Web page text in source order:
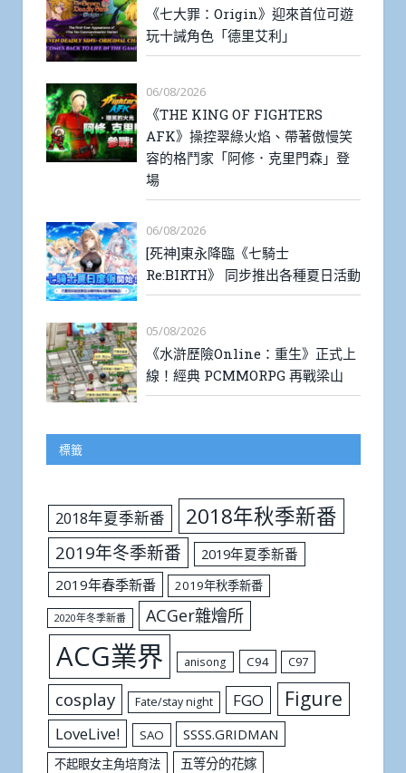
《七大罪：Origin》迎來首位可遊
玩十誡角色「德里艾利」
06/08/2026
《THE KING OF FIGHTERS
AFK》操控翠綠火焰、帶著傲慢笑
容的格鬥家「阿修．克里門森」登
場
06/08/2026
[死神]東永降臨《七騎士
Re:BIRTH》 同步推出各種夏日活動
05/08/2026
《水滸歷險Online：重生》正式上
線！經典 PCMMORPG 再戰梁山
標籤
2018年夏季新番 2018年秋季新番
2019年冬季新番
2019年夏季新番
2019年春季新番
2019年秋季新番
2020年冬季新番 ACGer雜燴所
ACG業界 anisong C94 C97
cosplay Fate/stay night FGO Figure
LoveLive! SAO SSSS.GRIDMAN
不起眼女主角培育法 五等分的花嫁